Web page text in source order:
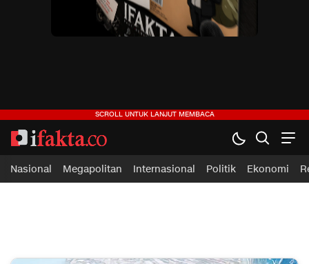
Nasional Megapolitan Internasional Politik Ekonomi